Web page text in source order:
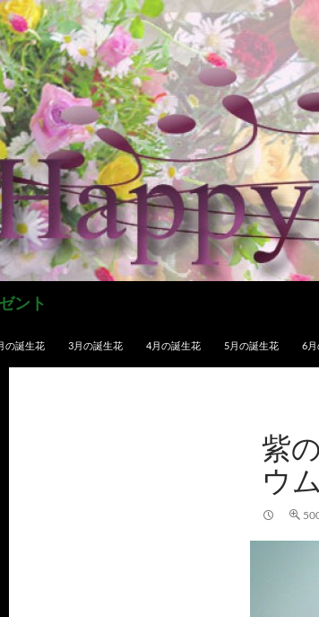
ント
の誕生花 3月の誕生花 4月の誕生花 5月の誕生花 6
紫
ウ